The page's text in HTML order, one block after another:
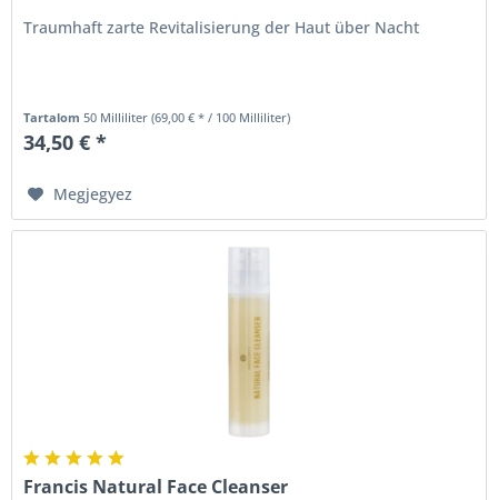
Traumhaft zarte Revitalisierung der Haut über Nacht
Tartalom 50 Milliliter(69,00 € * / 100 Milliliter)
34,50 € *
Megjegyez
Francis Natural Face Cleanser